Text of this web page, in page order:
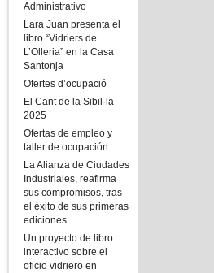
Administrativo
Lara Juan presenta el
libro “Vidriers de
L’Olleria” en la Casa
Santonja
Ofertes d’ocupació
El Cant de la Sibil·la
2025
Ofertas de empleo y
taller de ocupación
La Alianza de Ciudades
Industriales, reafirma
sus compromisos, tras
el éxito de sus primeras
ediciones.
Un proyecto de libro
interactivo sobre el
oficio vidriero en